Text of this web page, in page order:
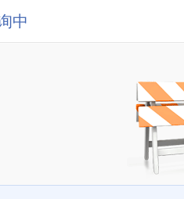
中